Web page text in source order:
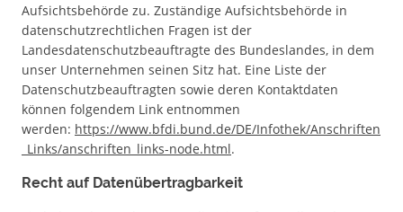
Aufsichtsbehörde zu. Zuständige Aufsichtsbehörde in
datenschutzrechtlichen Fragen ist der
Landesdatenschutzbeauftragte des Bundeslandes, in dem
unser Unternehmen seinen Sitz hat. Eine Liste der
Datenschutzbeauftragten sowie deren Kontaktdaten
können folgendem Link entnommen
werden: https://www.bfdi.bund.de/DE/Infothek/Anschriften
_Links/anschriften_links-node.html.
Recht auf Datenübertragbarkeit